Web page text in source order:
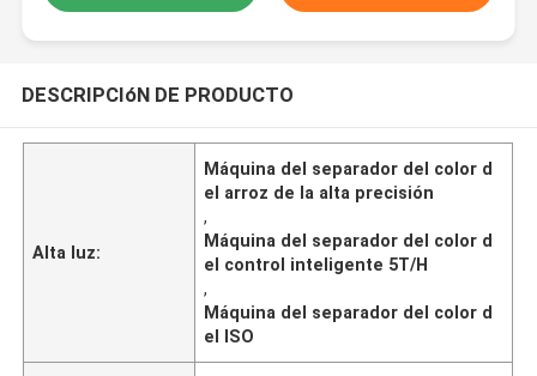
DESCRIPCIóN DE PRODUCTO
Alta luz:
Máquina del separador del color d
el arroz de la alta precisión
,
Máquina del separador del color d
el control inteligente 5T/H
,
Máquina del separador del color d
el ISO